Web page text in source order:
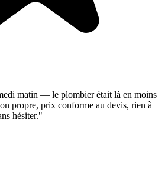
matin — le plombier était là en moins
propre, prix conforme au devis, rien à
hésiter."